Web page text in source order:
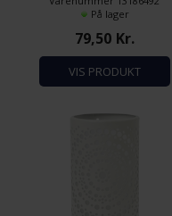
Tropical Lysestage
Silikone
På lager
79,50 Kr.
VIS PRODUKT